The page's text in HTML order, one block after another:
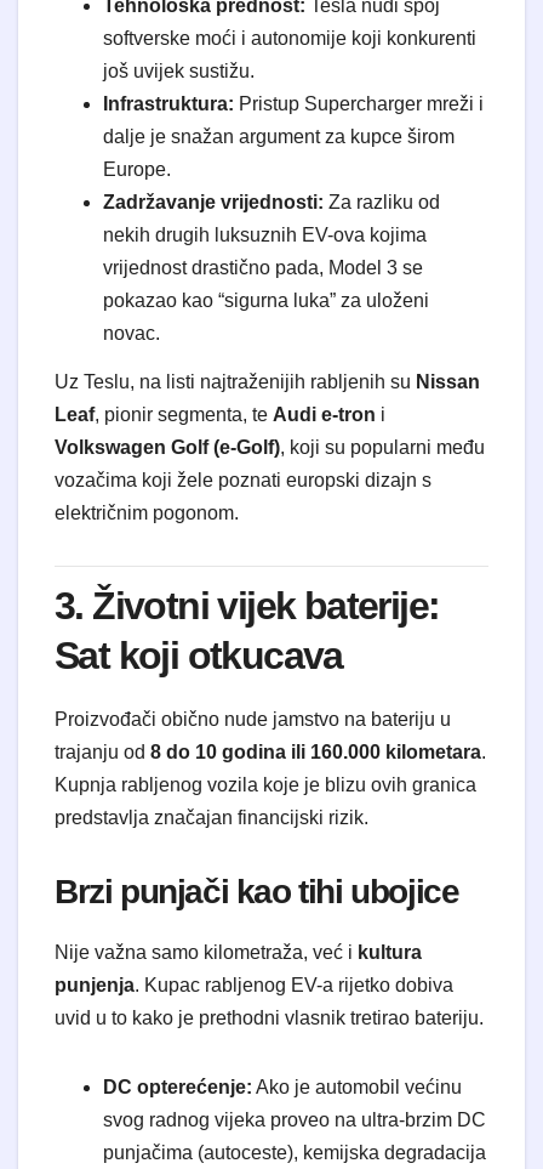
Tehnološka prednost: Tesla nudi spoj
softverske moći i autonomije koji konkurenti
još uvijek sustižu.
Infrastruktura: Pristup Supercharger mreži i
dalje je snažan argument za kupce širom
Europe.
Zadržavanje vrijednosti: Za razliku od
nekih drugih luksuznih EV-ova kojima
vrijednost drastično pada, Model 3 se
pokazao kao “sigurna luka” za uloženi
novac.
Uz Teslu, na listi najtraženijih rabljenih su Nissan
Leaf, pionir segmenta, te Audi e-tron i
Volkswagen Golf (e-Golf), koji su popularni među
vozačima koji žele poznati europski dizajn s
električnim pogonom.
3. Životni vijek baterije:
Sat koji otkucava
Proizvođači obično nude jamstvo na bateriju u
trajanju od 8 do 10 godina ili 160.000 kilometara.
Kupnja rabljenog vozila koje je blizu ovih granica
predstavlja značajan financijski rizik.
Brzi punjači kao tihi ubojice
Nije važna samo kilometraža, već i kultura
punjenja. Kupac rabljenog EV-a rijetko dobiva
uvid u to kako je prethodni vlasnik tretirao bateriju.
DC opterećenje: Ako je automobil većinu
svog radnog vijeka proveo na ultra-brzim DC
punjačima (autoceste), kemijska degradacija